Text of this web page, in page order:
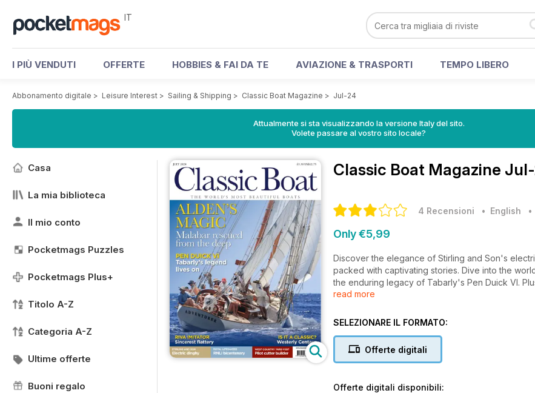
IT
I PIÙ VENDUTI OFFERTE HOBBIES & FAI DA TE AVIAZIONE & TRASPORTI TEMPO LIBERO
Abbonamento digitale > Leisure Interest > Sailing & Shipping > Classic Boat Magazine > Jul-24
Attualmente si sta visualizzando la versione Italy del sito.
Volete passare al vostro sito locale?
Casa
La mia biblioteca
Il mio conto
Pocketmags Puzzles
Pocketmags Plus+
Titolo A-Z
Categoria A-Z
Ultime offerte
Buoni regalo
Classic Boat Magazine
4 Recensioni • English •
Only €5,99
Discover the elegance of Stirling and Son's
packed with captivating stories. Dive into the
the enduring legacy of Tabarly's Pen Duick VI.
makes a classic boat.
read more
SELEZIONARE IL FORMATO:
Offerte digitali
Offerte digitali disponibili: